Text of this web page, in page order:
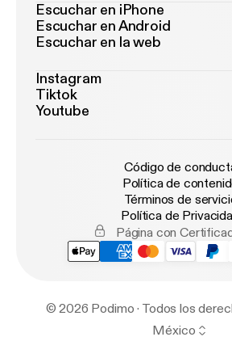
Escuchar en iPhone
Escuchar en Android
Escuchar en la web
Instagram
Tiktok
Youtube
Código de
Política de
Términos de
Política de
Página con
© 2026 Podimo · Todos los
México